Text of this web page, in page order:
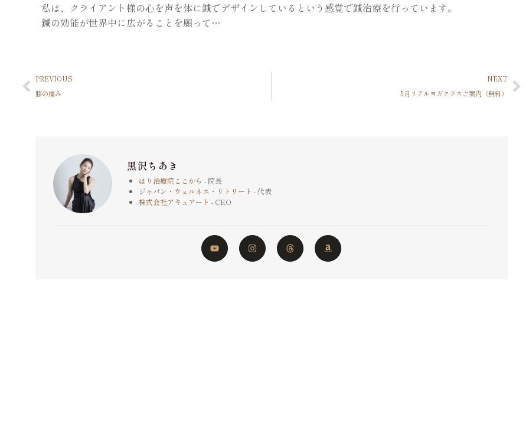
私は、クライアント様の心を声を体に鍼でデザインしているという感覚で鍼治療を行っています。
鍼の効能が世界中に広がることを願って…
PREVIOUS
膝の痛み
NEXT
5月リアルヨガクラスご案内（無料）
黒沢ちあき
はり治療院ここから - 院長
ジャパン・ウェルネス・リトリート - 代表
株式会社アキュアート - CEO